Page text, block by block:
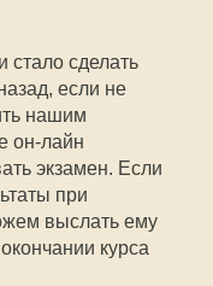
стало сделать
если не
нашим
он-лайн
экзамен. Если
при
выслать ему
курса